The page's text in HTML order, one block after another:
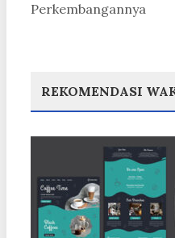
Perkembangannya
REKOMENDASI